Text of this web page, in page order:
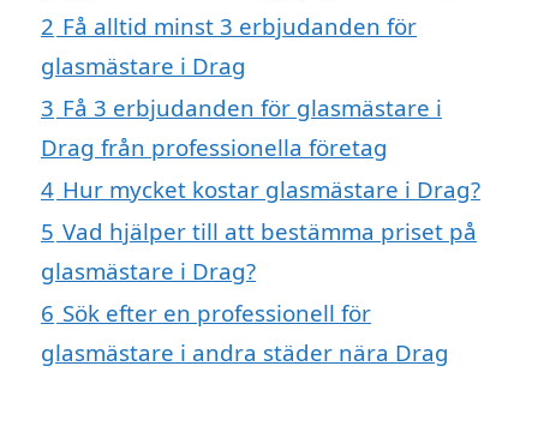
2 Få alltid minst 3 erbjudanden för
glasmästare i Drag
3 Få 3 erbjudanden för glasmästare i
Drag från professionella företag
4 Hur mycket kostar glasmästare i Drag?
5 Vad hjälper till att bestämma priset på
glasmästare i Drag?
6 Sök efter en professionell för
glasmästare i andra städer nära Drag